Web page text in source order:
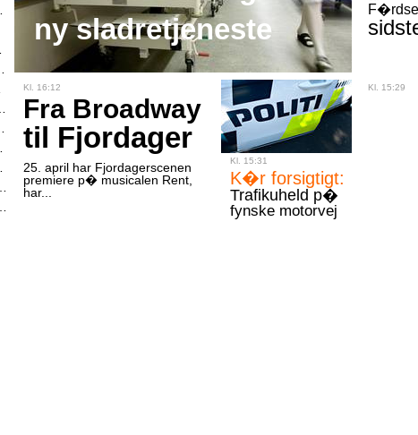
-
20:09
19:26
19:20
-19:19
-19:18
-
ny sladretjeneste
Kl. 16:12
Fra Broadway
til Fjordager
25. april har Fjordagerscenen
premiere p� musicalen Rent,
har...
Kl. 15:31
K�r forsigtigt:
Trafikuheld p�
fynske motorvej
Kl. 15:29